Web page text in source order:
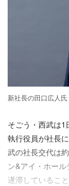
新社長の田口広人氏
そごう・西武は1
執行役員が社長
武の社長交代は
ン&アイ・ホー
遅滞しているこ